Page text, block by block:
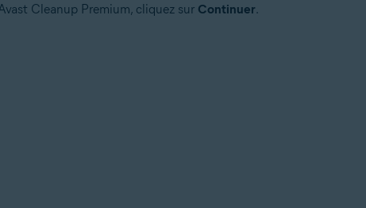
Cleanup Premium, cliquez sur Continuer.